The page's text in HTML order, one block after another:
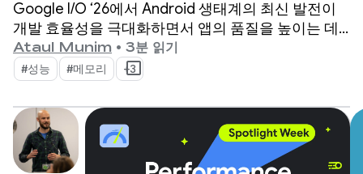
Google I/O ‘26에서 Android 생태계의 최신 발전이
개발 효율성을 극대화하면서 앱의 품질을 높이는 데
어떻게 도움이 되는지 소개했습니다.
Ataul Munim • 3분 읽기
#성능 #메모리 +3